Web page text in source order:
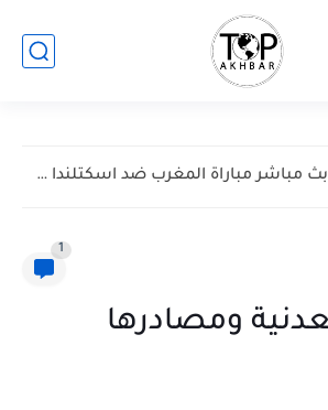
بث مباشر مباراة المغرب ضد اسكتلندا في كأس العالم 2026...
1
ومصادرها